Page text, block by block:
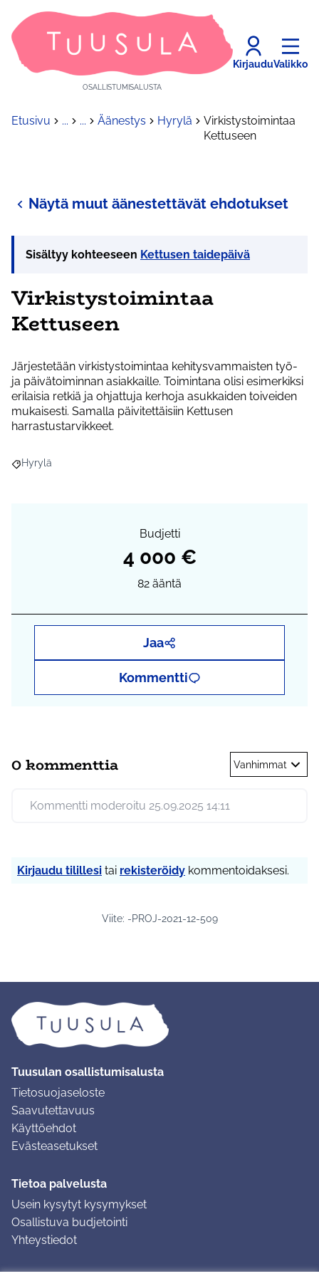
OSALLISTUMISALUSTA
KirjauduValikko
Etusivu ... ... Äänestys Hyrylä
Virkistystoimintaa
Kettuseen
Näytä muut äänestettävät ehdotukset
Sisältyy kohteeseen Kettusen taidepäivä
Virkistystoimintaa
Kettuseen
Järjestetään virkistystoimintaa kehitysvammaisten työ-
ja päivätoiminnan asiakkaille. Toimintana olisi esimerkiksi
erilaisia retkiä ja ohjattuja kerhoja asukkaiden toiveiden
mukaisesti. Samalla päivitettäisiin Kettusen
harrastustarvikkeet.
Rajaa tulokset aihepiirin mukaan: Hyrylä
Hyrylä
Budjetti
4 000 €
82 ääntä
Jaa
Kommentti
0 kommenttia Vanhimmat
Kommentti moderoitu 25.09.2025 14:11
Kirjaudu tilillesi tai rekisteröidy kommentoidaksesi.
Viite: -PROJ-2021-12-509
Tuusulan osallistumisalusta
Tietosuojaseloste
Saavutettavuus
Käyttöehdot
Evästeasetukset
Tietoa palvelusta
Usein kysytyt kysymykset
Osallistuva budjetointi
Yhteystiedot